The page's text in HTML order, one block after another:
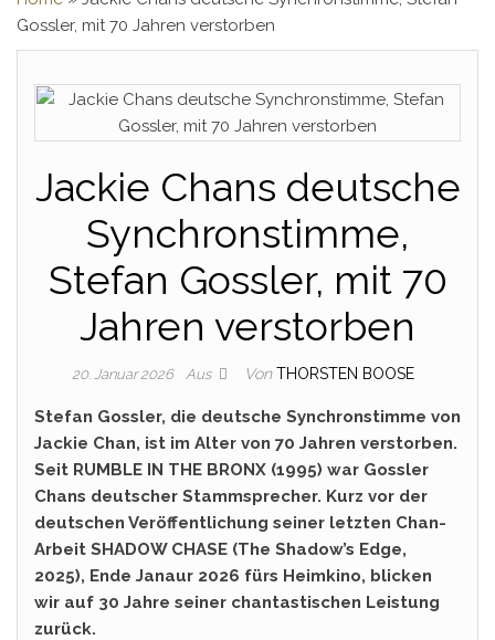
Gossler, mit 70 Jahren verstorben
Jackie Chans deutsche
Synchronstimme,
Stefan Gossler, mit 70
Jahren verstorben
20. Januar 2026 Aus Von THORSTEN BOOSE
Stefan Gossler, die deutsche Synchronstimme von
Jackie Chan, ist im Alter von 70 Jahren verstorben.
Seit RUMBLE IN THE BRONX (1995) war Gossler
Chans deutscher Stammsprecher. Kurz vor der
deutschen Veröffentlichung seiner letzten Chan-
Arbeit SHADOW CHASE (The Shadow’s Edge,
2025), Ende Janaur 2026 fürs Heimkino, blicken
wir auf 30 Jahre seiner chantastischen Leistung
zurück.